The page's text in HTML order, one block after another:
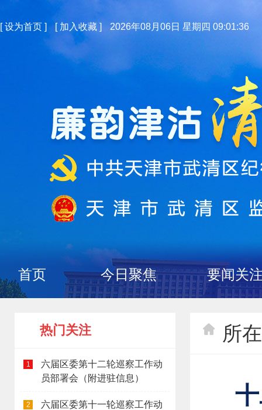
[设为首页 ] [ 加入收藏 ] 2026年08月06日 星期四 09:01:36
首页 今日聚焦 要闻关
热门关注
1
六届区委第十二轮巡察工作动
员部署会（附进驻信息）
2
六届区委第十一轮巡察工作动
所